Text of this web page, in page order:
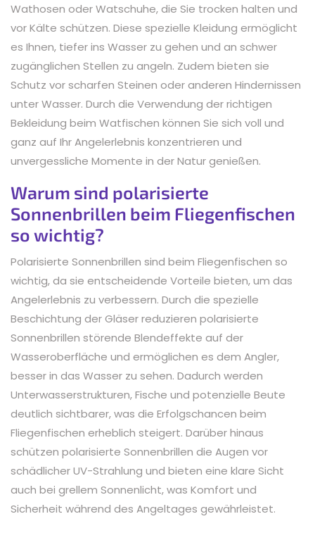
Wathosen oder Watschuhe, die Sie trocken halten und
vor Kälte schützen. Diese spezielle Kleidung ermöglicht
es Ihnen, tiefer ins Wasser zu gehen und an schwer
zugänglichen Stellen zu angeln. Zudem bieten sie
Schutz vor scharfen Steinen oder anderen Hindernissen
unter Wasser. Durch die Verwendung der richtigen
Bekleidung beim Watfischen können Sie sich voll und
ganz auf Ihr Angelerlebnis konzentrieren und
unvergessliche Momente in der Natur genießen.
Warum sind polarisierte
Sonnenbrillen beim Fliegenfischen
so wichtig?
Polarisierte Sonnenbrillen sind beim Fliegenfischen so
wichtig, da sie entscheidende Vorteile bieten, um das
Angelerlebnis zu verbessern. Durch die spezielle
Beschichtung der Gläser reduzieren polarisierte
Sonnenbrillen störende Blendeffekte auf der
Wasseroberfläche und ermöglichen es dem Angler,
besser in das Wasser zu sehen. Dadurch werden
Unterwasserstrukturen, Fische und potenzielle Beute
deutlich sichtbarer, was die Erfolgschancen beim
Fliegenfischen erheblich steigert. Darüber hinaus
schützen polarisierte Sonnenbrillen die Augen vor
schädlicher UV-Strahlung und bieten eine klare Sicht
auch bei grellem Sonnenlicht, was Komfort und
Sicherheit während des Angeltages gewährleistet.